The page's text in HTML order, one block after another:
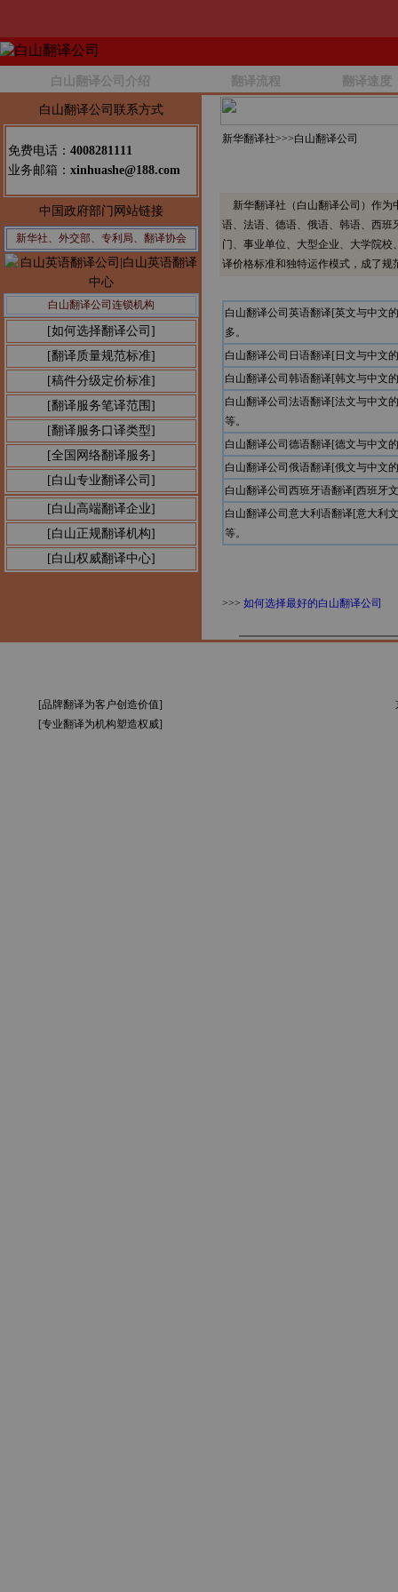
白山翻译公司介绍 翻译流程 翻译速度
白山翻译公司联系方式
免费电话： 4008281111
业务邮箱： xinhuashe@188.com
中国政府部门网站链接
新华社、外交部、专利局、翻译协会
白山翻译公司连锁机构
[如何选择翻译公司]
[翻译质量规范标准]
[稿件分级定价标准]
[翻译服务笔译范围]
[翻译服务口译类型]
[全国网络翻译服务]
[白山专业翻译公司]
[白山高端翻译企业]
[白山正规翻译机构]
[白山权威翻译中心]
新华翻译社>>>白山翻译公司
新华翻译社（白山翻译公司）作为
语、法语、德语、俄语、韩语、西
门、事业单位、大型企业、大学院
译价格标准和独特运作模式，成了
白山翻译公司英语翻译[英文与中文
多。
白山翻译公司日语翻译[日文与中文
白山翻译公司韩语翻译[韩文与中文
白山翻译公司法语翻译[法文与中文
等。
白山翻译公司德语翻译[德文与中文
白山翻译公司俄语翻译[俄文与中文
白山翻译公司西班牙语翻译[西班牙
白山翻译公司意大利语翻译[意大利
等。
>>> 如何选择最好的白山翻译公司
[品牌翻译为客户创造价值]
[专业翻译为机构塑造权威]